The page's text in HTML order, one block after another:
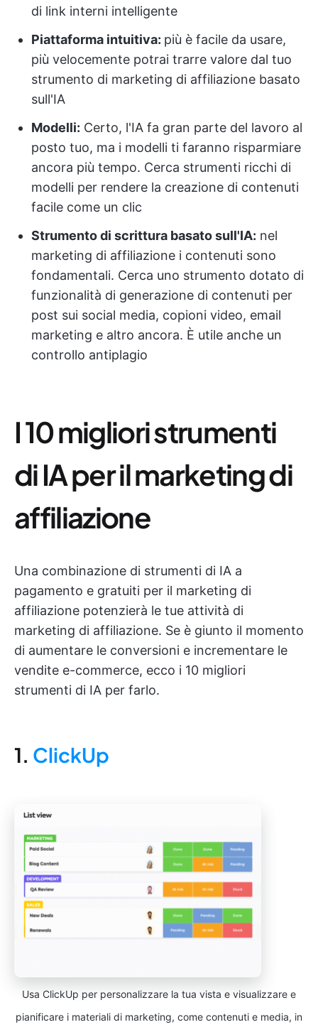
di link interni intelligente
Piattaforma intuitiva: più è facile da usare,
più velocemente potrai trarre valore dal tuo
strumento di marketing di affiliazione basato
sull'IA
Modelli: Certo, l'IA fa gran parte del lavoro al
posto tuo, ma i modelli ti faranno risparmiare
ancora più tempo. Cerca strumenti ricchi di
modelli per rendere la creazione di contenuti
facile come un clic
Strumento di scrittura basato sull'IA: nel
marketing di affiliazione i contenuti sono
fondamentali. Cerca uno strumento dotato di
funzionalità di generazione di contenuti per
post sui social media, copioni video, email
marketing e altro ancora. È utile anche un
controllo antiplagio
I 10 migliori strumenti
di IA per il marketing di
affiliazione
Una combinazione di strumenti di IA a
pagamento e gratuiti per il marketing di
affiliazione potenzierà le tue attività di
marketing di affiliazione. Se è giunto il momento
di aumentare le conversioni e incrementare le
vendite e-commerce, ecco i 10 migliori
strumenti di IA per farlo.
1. ClickUp
Usa ClickUp per personalizzare la tua vista e visualizzare e
pianificare i materiali di marketing, come contenuti e media, in